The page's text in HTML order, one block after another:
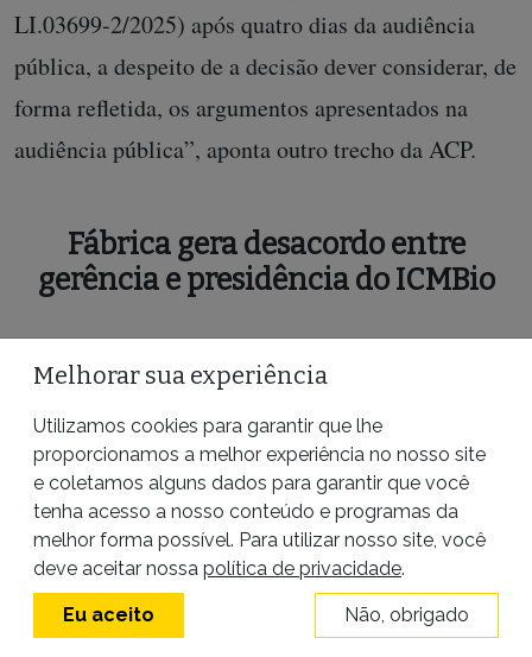
LI.03699-2/2025) após quatro dias da audiência
pública, a despeito de a decisão dever considerar, de
forma refletida, os argumentos apresentados na
audiência pública”, aponta outro trecho da ACP.
Fábrica gera desacordo entre
gerência e presidência do ICMBio
Agência Pública
teve acesso aos pareceres
emitidos pela Gerência Regional do ICMBio no
Nordeste com duras críticas ao fracionamento do
licenciamento pela Solatio para a usina de
hidrogênio na Zona de Processamento de Parnaíba
(ZPE), e sugeriu que o ICMBio entrasse como
assistente na ação judicial proposta pelo Ministério
Público Federal. O pleito não foi atendido pelo
Melhorar sua experiência
Utilizamos cookies para garantir que lhe
proporcionamos a melhor experiência no nosso site
e coletamos alguns dados para garantir que você
tenha acesso a nosso conteúdo e programas da
melhor forma possível. Para utilizar nosso site, você
deve aceitar nossa política de privacidade.
Eu aceito Não, obrigado